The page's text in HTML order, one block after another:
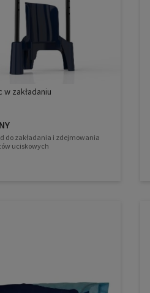
w zakładaniu
do zakładania i zdejmowania
uciskowych